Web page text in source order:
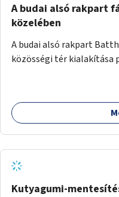
A budai alsó rakpart
közelében
A budai alsó rakpart
közösségi tér kialakítása
Kutyagumi-